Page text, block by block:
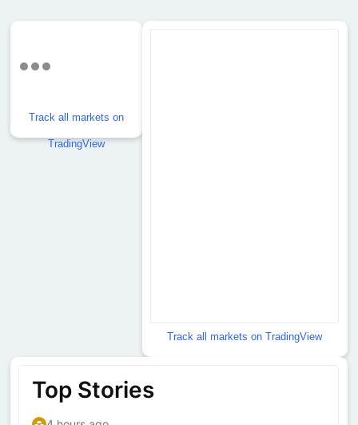
Track all markets on
TradingView
Track all markets on TradingView